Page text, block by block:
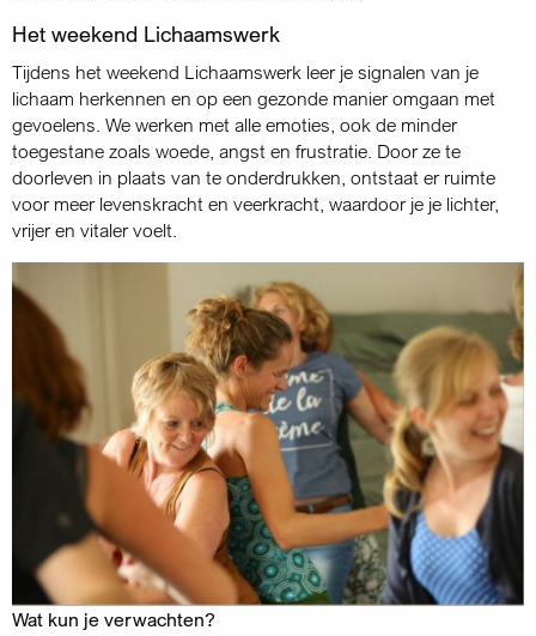
Het weekend Lichaamswerk
Tijdens het weekend Lichaamswerk leer je signalen van je
lichaam herkennen en op een gezonde manier omgaan met
gevoelens. We werken met alle emoties, ook de minder
toegestane zoals woede, angst en frustratie. Door ze te
doorleven in plaats van te onderdrukken, ontstaat er ruimte
voor meer levenskracht en veerkracht, waardoor je je lichter,
vrijer en vitaler voelt.
Wat kun je verwachten?